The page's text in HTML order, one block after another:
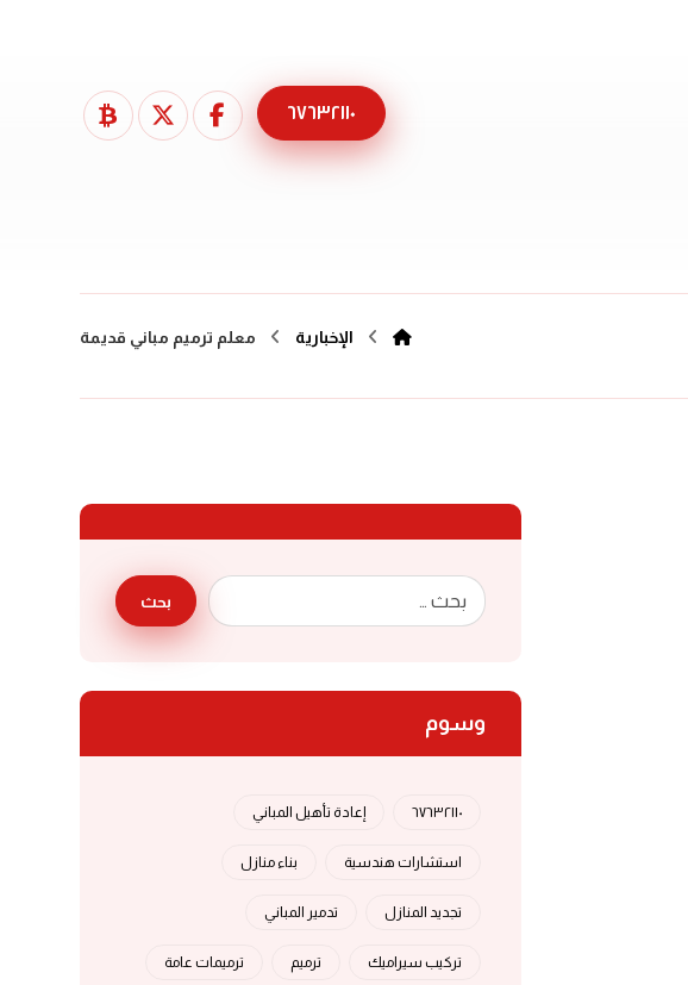
٦٧٦٣٢١١٠
الإخبارية معلم ترميم مباني قديمة
بحث
وسوم
٦٧٦٣٢١١٠ إعادة تأهيل المباني
استشارات هندسية بناء منازل
تجديد المنازل تدمير المباني
تركيب سيراميك ترميم ترميمات عامة